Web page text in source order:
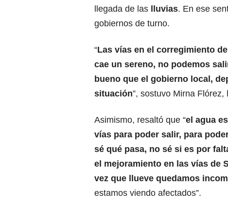
llegada de las
lluvias. En ese
gobiernos de turno.
“Las vías en el corregimiento
cae un sereno, no podemos
bueno que el gobierno local,
situación”, sostuvo Mirna
Asimismo, resaltó que “el agua
vías para poder salir, para
sé qué pasa, no sé si es por
el mejoramiento en las vías de
vez que llueve quedamos
estamos viendo afectados”.